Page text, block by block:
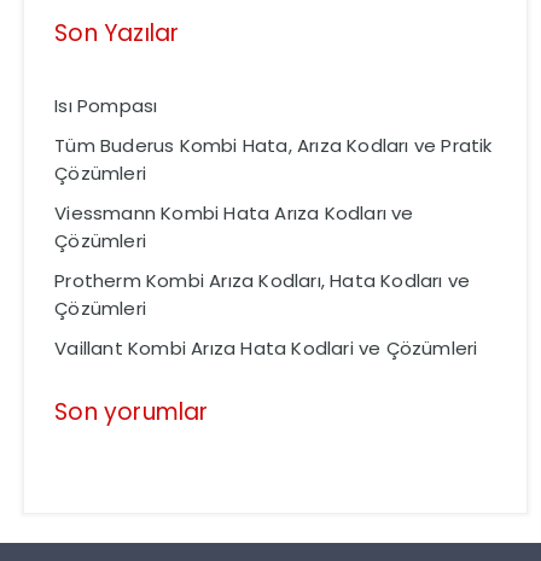
Son Yazılar
Isı Pompası
Tüm Buderus Kombi Hata, Arıza Kodları ve Pratik
Çözümleri
Viessmann Kombi Hata Arıza Kodları ve
Çözümleri
Protherm Kombi Arıza Kodları, Hata Kodları ve
Çözümleri
Vaillant Kombi Arıza Hata Kodlari ve Çözümleri
Son yorumlar